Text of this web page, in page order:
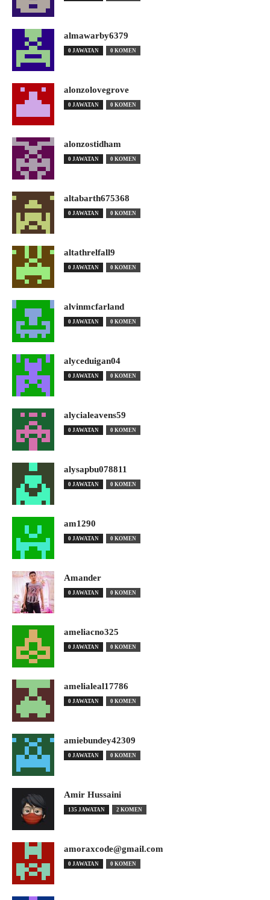
almawarby6379
0 JAWATAN 0 KOMEN
alonzolovegrove
0 JAWATAN 0 KOMEN
alonzostidham
0 JAWATAN 0 KOMEN
altabarth675368
0 JAWATAN 0 KOMEN
altathrelfall9
0 JAWATAN 0 KOMEN
alvinmcfarland
0 JAWATAN 0 KOMEN
alyceduigan04
0 JAWATAN 0 KOMEN
alycialeavens59
0 JAWATAN 0 KOMEN
alysapbu078811
0 JAWATAN 0 KOMEN
am1290
0 JAWATAN 0 KOMEN
Amander
0 JAWATAN 0 KOMEN
ameliacno325
0 JAWATAN 0 KOMEN
amelialeal17786
0 JAWATAN 0 KOMEN
amiebundey42309
0 JAWATAN 0 KOMEN
Amir Hussaini
135 JAWATAN 2 KOMEN
amoraxcode@gmail.com
0 JAWATAN 0 KOMEN